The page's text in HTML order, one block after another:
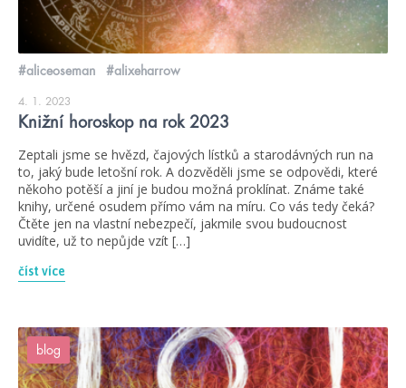
#aliceoseman #alixeharrow
4. 1. 2023
Knižní horoskop na rok 2023
Zeptali jsme se hvězd, čajových lístků a starodávných run na
to, jaký bude letošní rok. A dozvěděli jsme se odpovědi, které
někoho potěší a jiní je budou možná proklínat. Známe také
knihy, určené osudem přímo vám na míru. Co vás tedy čeká?
Čtěte jen na vlastní nebezpečí, jakmile svou budoucnost
uvidíte, už to nepůjde vzít […]
číst více
blog